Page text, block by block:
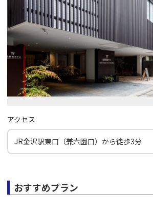
アクセス
JR金沢駅東口（兼六園口）から徒歩3分
おすすめプラン